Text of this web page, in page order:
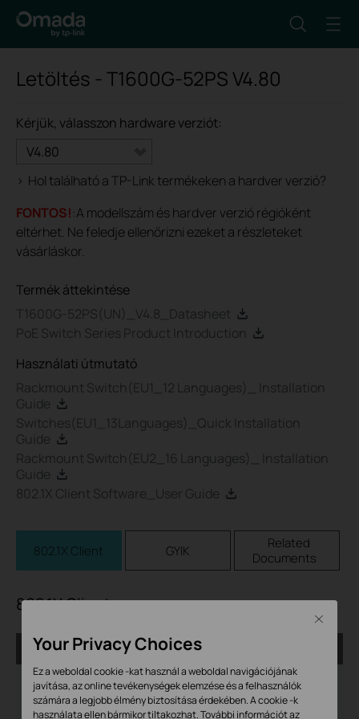
Letöltés -T1600G-52PSV4.80
Kérjük, válasszon hardware verziót:
V4.80
> Hol található a TP-Link termékeken a hardver verzió?
FONTOS!:A modellszám és hardver verzió régióként
eltérhet. Ne feledje ellenőrizni ezeket a részleteket
vásárláskor.
Termék áttekintése
T1600G-52PS(UN)_V4.8_Datasheet
PoE Switch Series Product Introduction
Használati útmutató
Rackmount Switch(EU1_12 Languages)_ Installation
Guide
Switches(EU1_13Languages)_Quick Installation
Guide
Rackmount Switch(EU2_16 Languages)_ Installation
Guide
802.1X Client Software_User Guide
802.1X Client GYIK
Related
Documents
802.1X Client
TP-LINK_802.1X_Client_Software
Kiadás dátuma:2017-09-05
Nyelv:Angol
Your Privacy Choices
Ez a weboldal cookie -kat használ a weboldal navigációjának
javítása, az online tevékenységek elemzése és a felhasználók
számára a legjobb élmény biztosítása érdekében. A cookie -k
használata ellen bármikor tiltakozhat. További információt az
Close